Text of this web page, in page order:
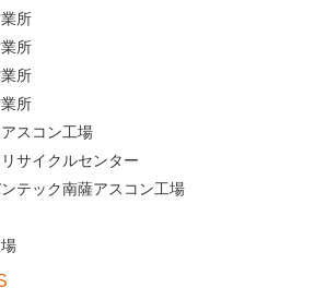
所
所
所
所
スコン工場
サイクルセンター
テック南薩アスコン工場